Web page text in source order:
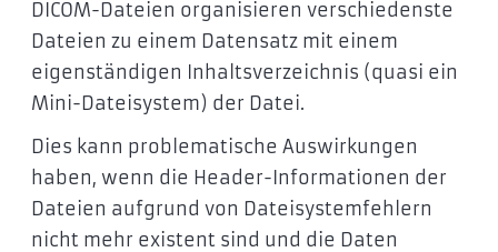
DICOM-Dateien organisieren verschiedenste
Dateien zu einem Datensatz mit einem
eigenständigen Inhaltsverzeichnis (quasi ein
Mini-Dateisystem) der Datei.
Dies kann problematische Auswirkungen
haben, wenn die Header-Informationen der
Dateien aufgrund von Dateisystemfehlern
nicht mehr existent sind und die Daten